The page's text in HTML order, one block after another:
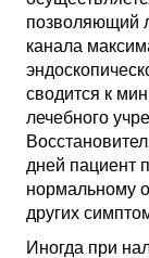
позволяющий
канала
сводится к
лечебного
дней пациент
нормальному
других
Иногда при